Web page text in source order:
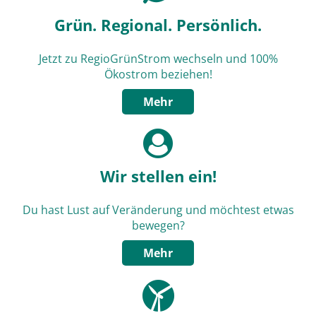
Grün. Regional. Persönlich.
Jetzt zu RegioGrünStrom wechseln und 100%
Ökostrom beziehen!
Mehr
Wir stellen ein!
Du hast Lust auf Veränderung und möchtest etwas
bewegen?
Mehr